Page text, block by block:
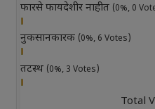
फारसे फायदेशीर नाहीत (0%, 0
नुकसानकारक (0%, 6 Votes)
तटस्थ (0%, 3 Votes)
Total